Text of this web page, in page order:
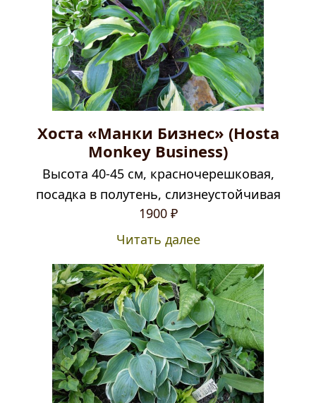
Хоста «Манки Бизнес» (Hosta
Monkey Business)
Высота 40-45 см, красночерешковая,
посадка в полутень, слизнеустойчивая
1900 ₽
Читать далее